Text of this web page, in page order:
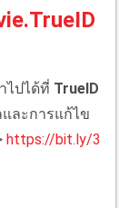
ไปได้ที่ TrueID
ละการแก้ไข
https://bit.ly/3